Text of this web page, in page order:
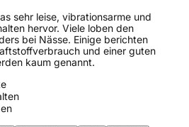
sehr leise, vibrationsarme und
hervor. Viele loben den
bei Nässe. Einige berichten
und einer guten
kaum genannt.